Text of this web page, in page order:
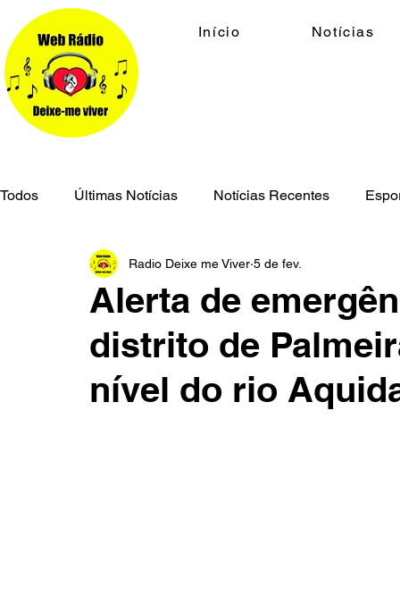
Início Notícias
Todos Últimas Notícias Notícias Recentes
Economia Cidades Meio Ambiente
Segurança Pública
Alerta de
distrito de
nível do rio
Radio Deixe me Viver 5 de fev.